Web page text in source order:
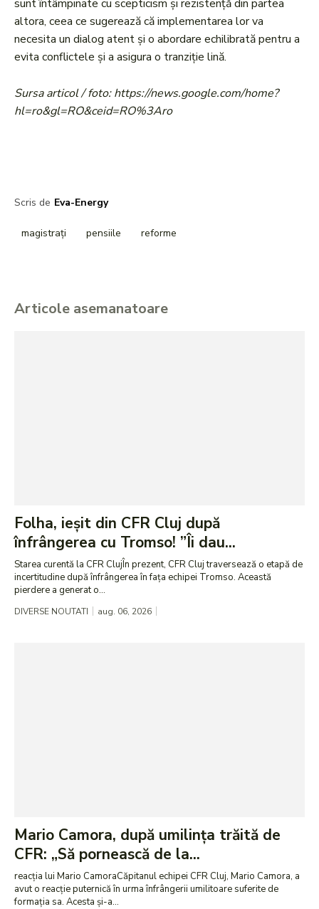
sunt întâmpinate cu scepticism și rezistență din partea
altora, ceea ce sugerează că implementarea lor va
necesita un dialog atent și o abordare echilibrată pentru a
evita conflictele și a asigura o tranziție lină.
Sursa articol / foto: https://news.google.com/home?
hl=ro&gl=RO&ceid=RO%3Aro
Scris de Eva-Energy
magistrați pensiile reforme
Articole asemanatoare
Folha, ieșit din CFR Cluj după
înfrângerea cu Tromso! ”Îi dau...
Starea curentă la CFR ClujÎn prezent, CFR Cluj traversează o etapă de
incertitudine după înfrângerea în fața echipei Tromso. Această
pierdere a generat o...
DIVERSE NOUTATI aug. 06, 2026
Mario Camora, după umilința trăită de
CFR: „Să pornească de la...
reacția lui Mario CamoraCăpitanul echipei CFR Cluj, Mario Camora, a
avut o reacție puternică în urma înfrângerii umilitoare suferite de
formația sa. Acesta și-a...